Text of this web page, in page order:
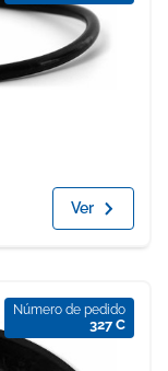
Ver
Número de pedido
327 C